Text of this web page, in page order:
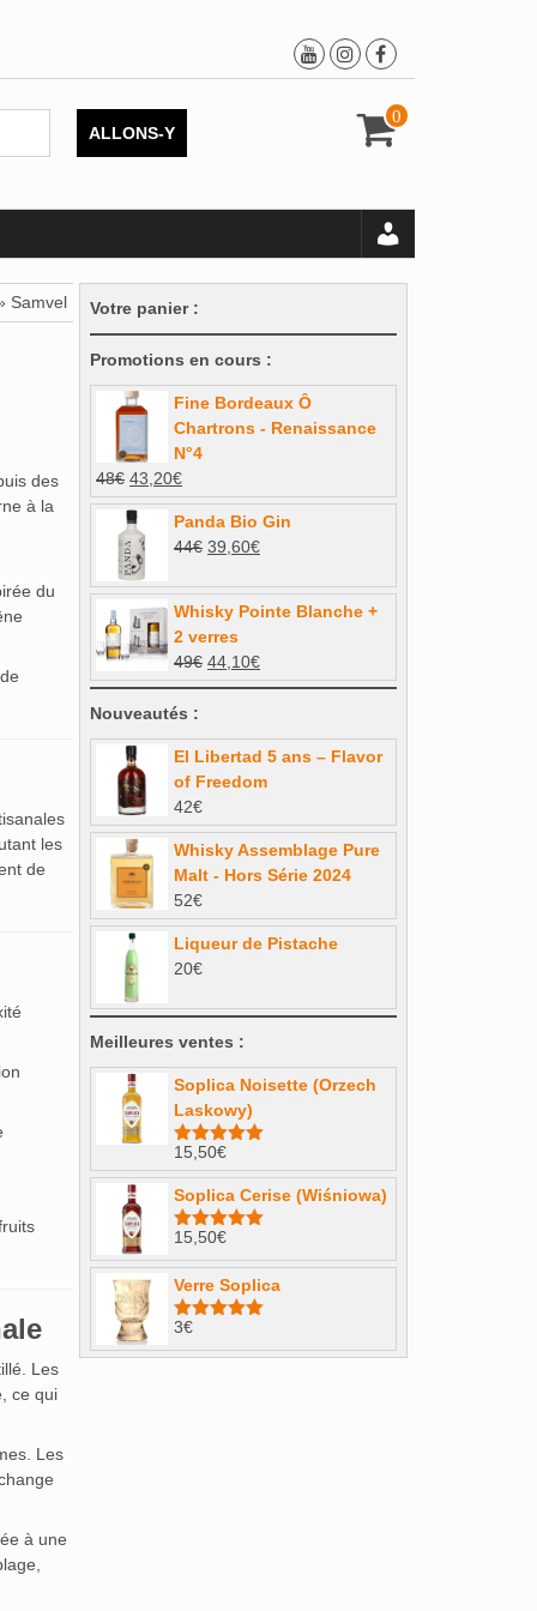
0
ALLONS-Y
Samvel
des
à la
du
les
de
Les
ce qui
Les
à une
Votre panier :
Promotions en cours :
Fine Bordeaux Ô
Chartrons - Renaissance
N°4
48€ Le
prix
initial
était :
48€.
43,20€Le
prix
actuel
est :
Panda Bio Gin
44€ Le
initial
était :
44€.
39,60€Le
actuel
est :
Whisky Pointe Blanche +
2 verres
49€ Le
prix
était :
49€.
44,10€Le
prix
est :
44,10€.
Nouveautés :
El Libertad 5 ans – Flavor
of Freedom
42€
Whisky Assemblage Pure
Malt - Hors Série 2024
52€
Liqueur de Pistache
20€
Meilleures ventes :
Soplica Noisette (Orzech
Laskowy)
Note4.98
sur 5
15,50€
Soplica Cerise (Wiśniowa)
Note5.00
sur 5
15,50€
Verre Soplica
Note
sur 5
3€